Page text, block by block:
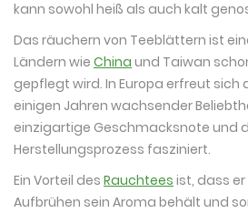
kann sowohl heiß als auch kalt
Das räuchern von Teeblättern ist
Ländern wie China und Taiwan
gepflegt wird. In Europa erfreut sich
einigen Jahren wachsender
einzigartige Geschmacksnote und
Herstellungsprozess fasziniert.
Ein Vorteil des Rauchtees ist, dass
Aufbrühen sein Aroma behält und